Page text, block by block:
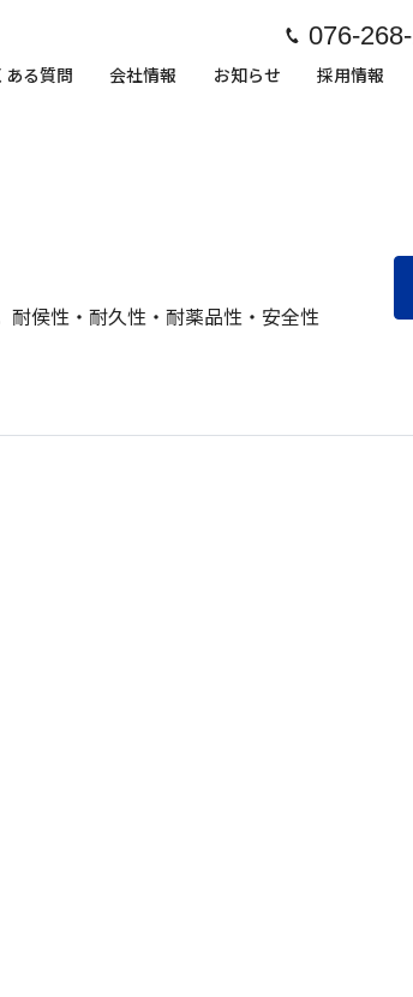
076-
ある質問 会社情報 お知らせ 採用情報
侯性・耐久性・耐薬品性・安全性